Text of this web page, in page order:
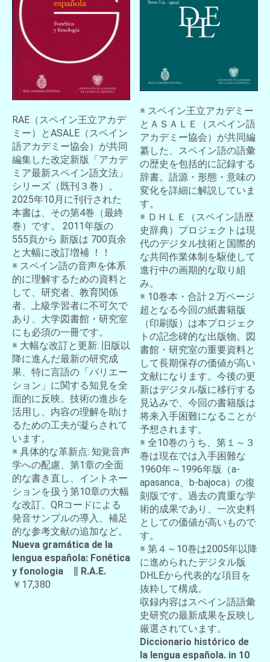
RAE（スペイン王立アカデ
ミー）とASALE（スペイン
語アカデミー協会）が共同
編集した改定新版「アカデ
ミア最新スペイン語文法」
シリーズ（既刊３巻）。
2025年10月に刊行された
本書は、その第4巻（最終
巻）です。 2011年版の
555頁から 新版は 700頁余
と大幅に改訂増補 ！！
※ スペイン語の音声を体系
的に理解するための資料と
して、研究者、教育関係
者、上級学習者に不可欠で
あり、大学図書館・研究室
にも必須の一冊です。
※ 大幅な改訂と更新: 旧版以
降に進んだ最新の研究成
果、特に言語の「バリエー
ション」に関する知見を全
面的に反映。技術の進歩を
活用し、内容の理解を助け
るための工夫が凝らされて
います。
※ 具体的な革新点: 知覚音声
学への配慮、第1章の全面
的な書き直し、イントネー
ションを扱う第10章の大幅
な改訂、QRコードによる
発音サンプルの導入、補足
的な参考文献の追加など。
Nueva gramática de la
lengua española: Fonética
y fonologia ∥ R.A.E.
￥17,380
※ スペイン王立アカデミー
とＡＳＡＬＥ（スペイン語
アカデミー協会）が共同編
纂した、スペイン語の語彙
の歴史を包括的に記録する
辞書。語源・形態・意味の
変化を詳細に解説していま
す。
※ ＤＨＬＥ（スペイン語歴
史辞典）プロジェクトは現
代のデジタル技術と国際的
な共同作業体制を駆使して
進行中の画期的な取り組
み。
※ 10巻本・合計２万ページ
超となる今回の紙書籍版
（印刷版）は本プロジェク
トの記念碑的な出版物。図
書館・研究室の重要資料と
して長期保存の価値が高い
文献になります。今後の更
新はデジタル版に移行する
見込みで、今回の書籍版は
将来入手困難になることが
予想されます。
※ 全10巻のうち、第１～３
巻は現在では入手困難な
1960年～1996年版（a-
apasanca、b-bajoca）の復
刻版です。過去の貴重な学
術的成果であり、一次史料
としての価値が高いもので
す。
※ 第４～10巻は2005年以降
に進められたデジタル版
DHLEから代表的な項目を
抜粋して構成。
収録内容はスペイン語語彙
史研究の最新成果を反映し
厳選されています。
Diccionario histórico de
la lengua española. in 10